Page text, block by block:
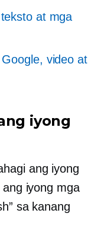
at mga
video at
iyong
ang iyong
iyong mga
sa kanang